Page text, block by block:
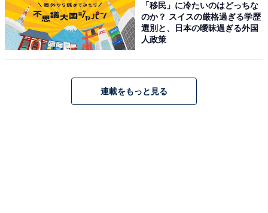
「移民」に冷たいのはどっちな
のか？ スイスの厳格過ぎる学歴
選別と、日本の曖昧過ぎる外国
人政策
連載をもっと見る